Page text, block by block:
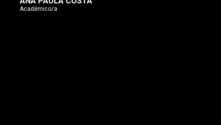
Académico/a